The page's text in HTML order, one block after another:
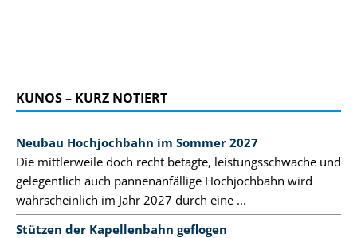
KUNOS – KURZ NOTIERT
Neubau Hochjochbahn im Sommer 2027
Die mittlerweile doch recht betagte, leistungsschwache und
gelegentlich auch pannenanfällige Hochjochbahn wird
wahrscheinlich im Jahr 2027 durch eine ...
Stützen der Kapellenbahn geflogen